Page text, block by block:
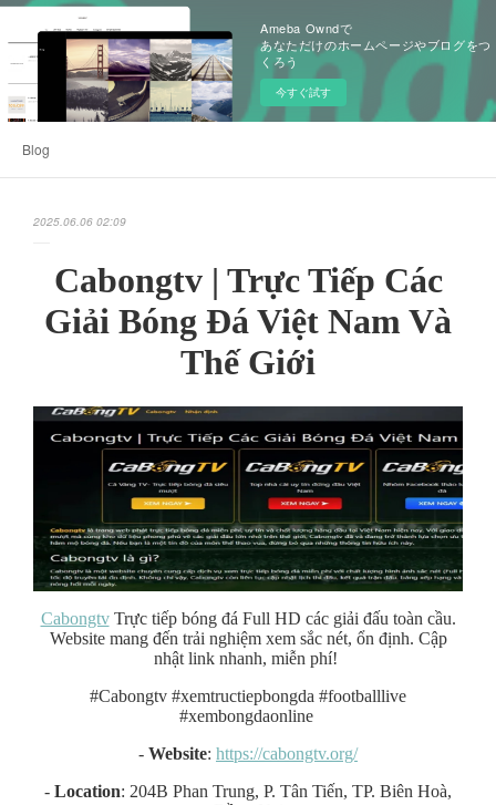
Ameba Owndで
あなただけのホームページやブログをつ
くろう
今すぐ試す
Blog
2025.06.06 02:09